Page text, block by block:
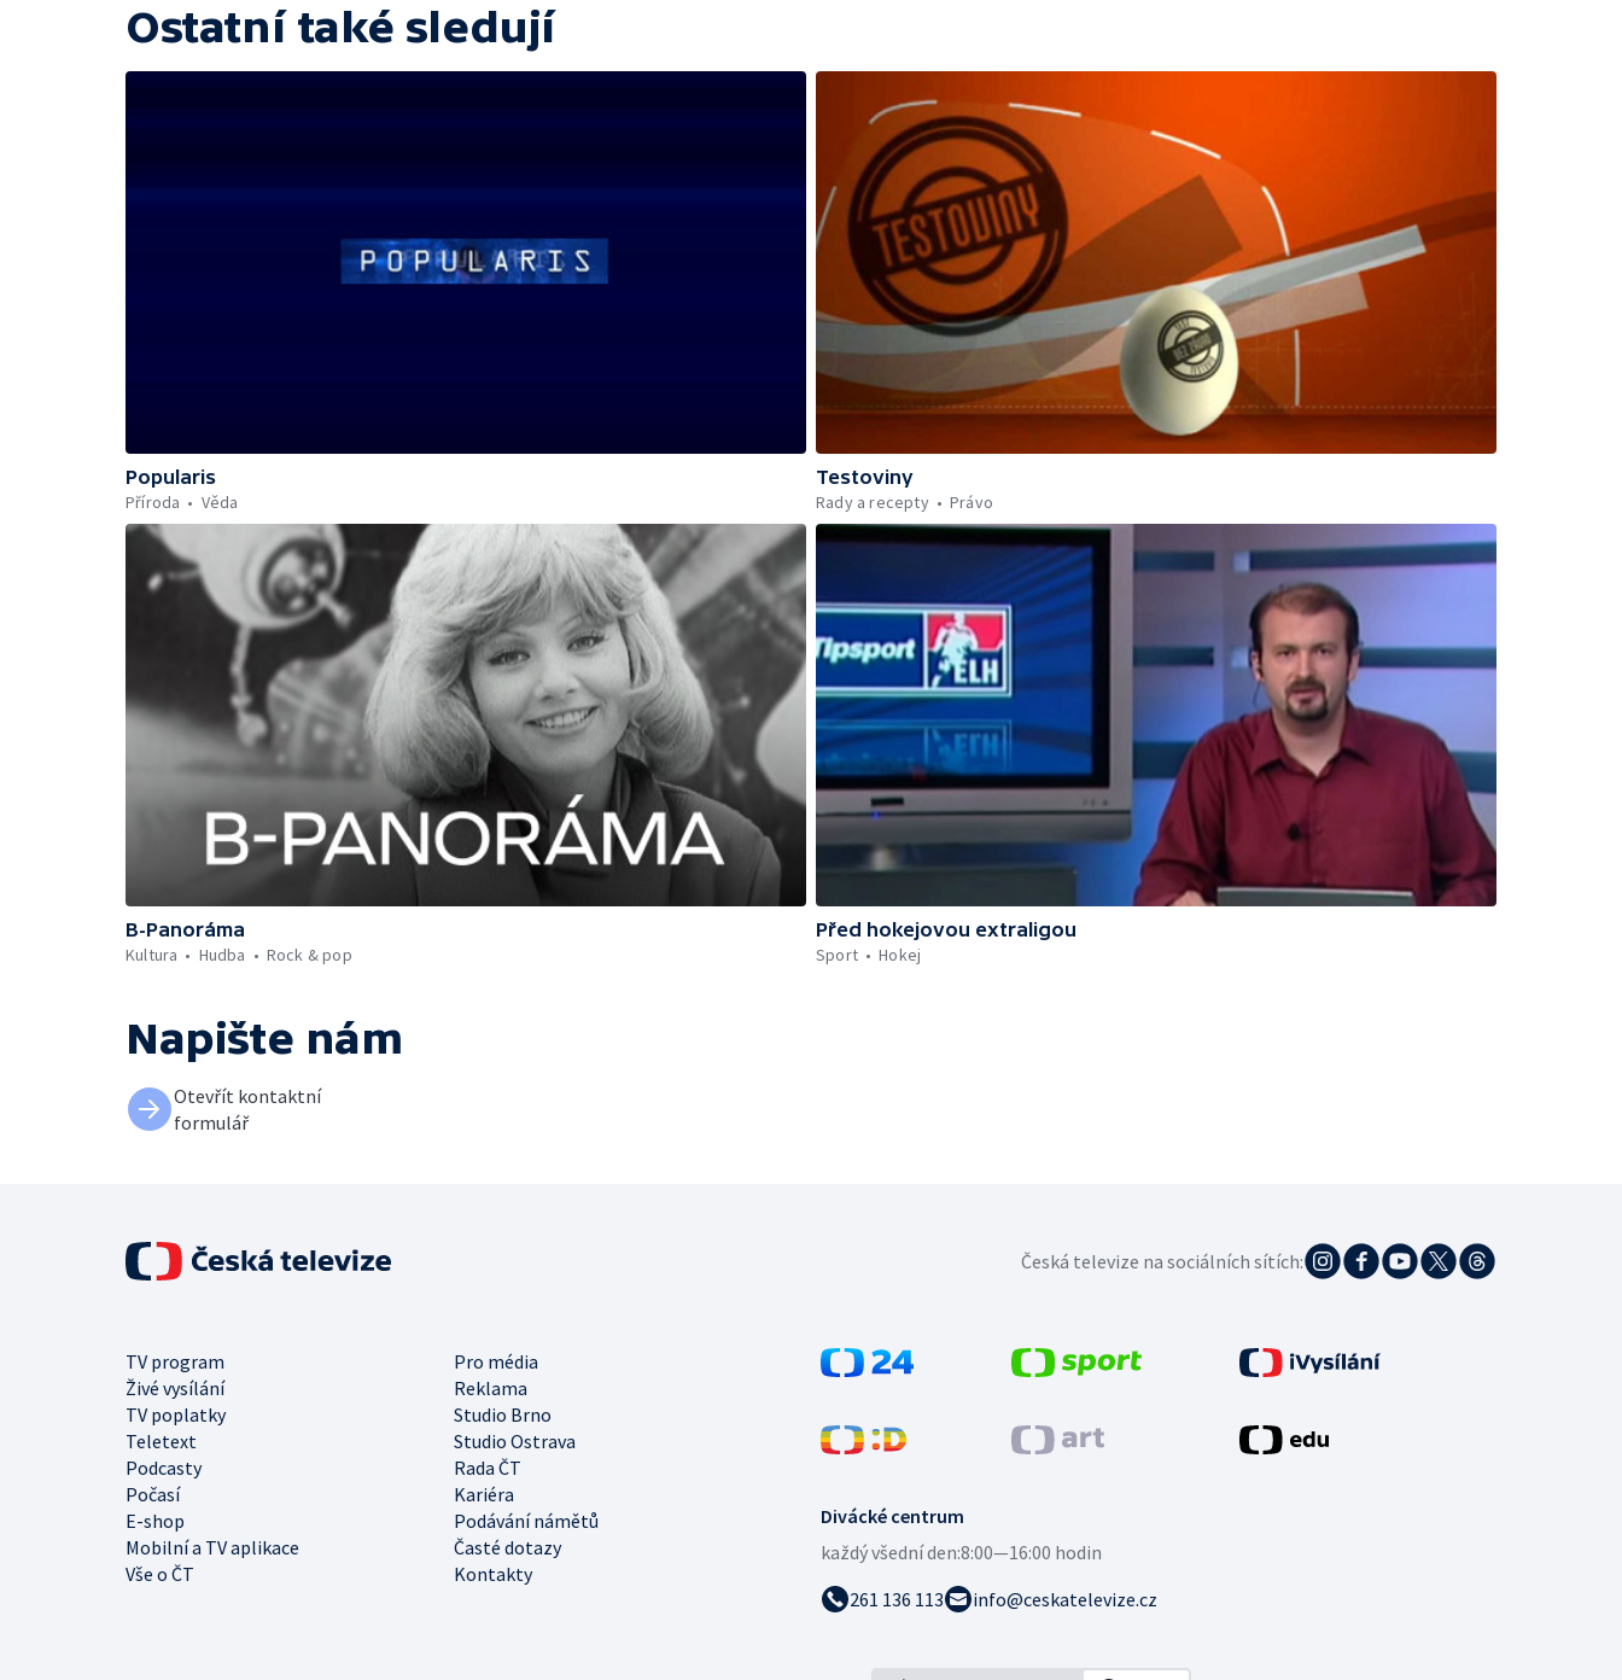
Ostatní také sledují
Popularis
Příroda
Věda
Testoviny
Rady a recepty
Právo
B-Panoráma
Kultura
Hudba Rock & pop
Před hokejovou extraligou
Sport
Hokej
Napište nám
Otevřít kontaktní
formulář
Divácké centrum
každý všední den:8:00—16:00 hodin
261 136 113
info@ceskatelevize.cz
TV program
Pro média
Živé vysílání
Reklama
TV poplatky
Studio Brno
Teletext
Studio Ostrava
Podcasty
Rada ČT
Počasí
Kariéra
E-shop
Podávání námětů
Mobilní a TV aplikace
Časté dotazy
Vše o ČT
Kontakty
Česká televize na sociálních sítích: